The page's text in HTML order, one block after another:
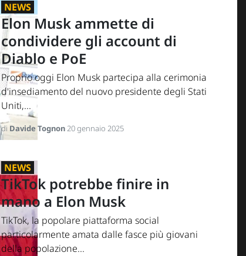
NEWS
Elon Musk ammette di
condividere gli account di
Diablo e PoE
Proprio oggi Elon Musk partecipa alla cerimonia
d'insediamento del nuovo presidente degli Stati
Uniti,...
di Davide Tognon20 gennaio 2025
NEWS
TikTok potrebbe finire in
mano a Elon Musk
TikTok, la popolare piattaforma social
particolarmente amata dalle fasce più giovani
della popolazione...